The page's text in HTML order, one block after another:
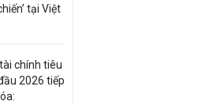
tại Việt
chính tiêu
2026 tiếp